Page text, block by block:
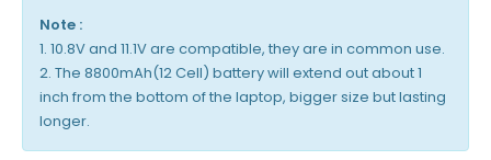
Note :
1. 10.8V and 11.1V are compatible, they are in common use.
2. The 8800mAh(12 Cell) battery will extend out about 1
inch from the bottom of the laptop, bigger size but lasting
longer.